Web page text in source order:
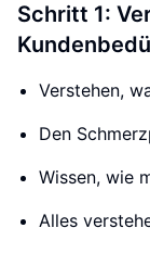
Schritt 1:
Verstehen,
Den
Wissen, wie
Alles